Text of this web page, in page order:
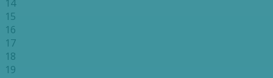
14
15
16
17
18
19